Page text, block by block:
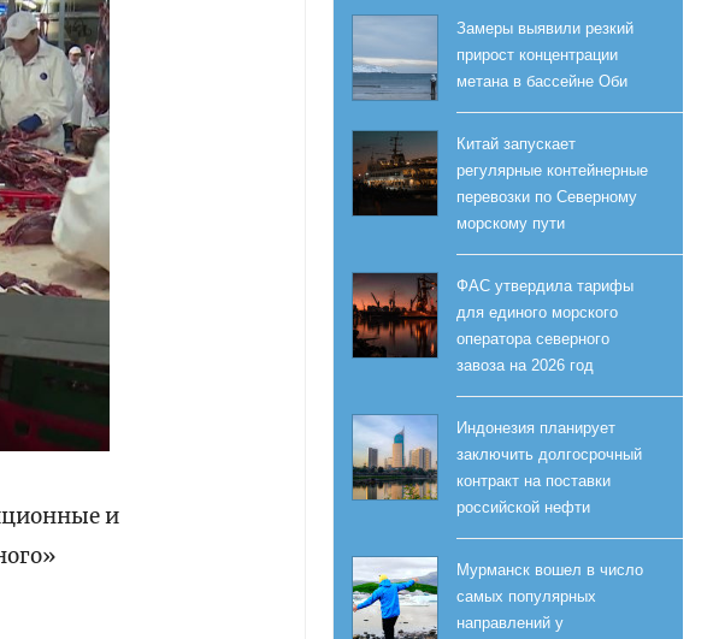
и
Замеры выявили резкий
прирост концентрации
метана в бассейне Оби
Китай запускает
регулярные контейнерные
перевозки по Северному
морскому пути
ФАС утвердила тарифы
для единого морского
оператора северного
завоза на 2026 год
Индонезия планирует
заключить долгосрочный
контракт на поставки
российской нефти
Мурманск вошел в число
самых популярных
направлений у